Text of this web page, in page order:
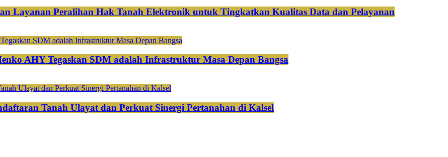
Layanan Peralihan Hak Tanah Elektronik untuk Tingkatkan Kualitas Data dan Pelayanan
AHY Tegaskan SDM adalah Infrastruktur Masa Depan Bangsa
Tanah Ulayat dan Perkuat Sinergi Pertanahan di Kalsel